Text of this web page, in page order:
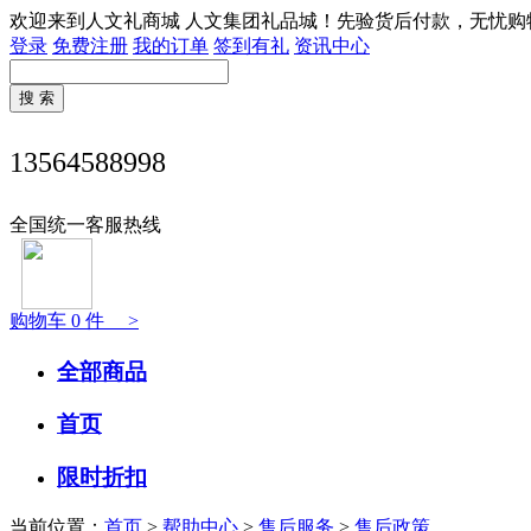
欢迎来到人文礼商城 人文集团礼品城！先验货后付款，无忧购
登录 免费注册 我的订单 签到有礼 资讯中心
13564588998
全国统一客服热线
购物车 0 件 >
全部商品
首页
限时折扣
当前位置： 首页 > 帮助中心 > 售后服务 > 售后政策